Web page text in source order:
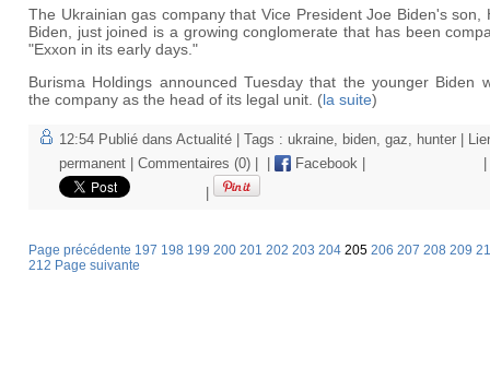
The Ukrainian gas company that Vice President Joe Biden's son,
Biden, just joined is a growing conglomerate that has been
"Exxon in its early days."
Burisma Holdings announced Tuesday that the younger Biden
the company as the head of its legal unit. (la suite)
12:54 Publié dans Actualité | Tags : ukraine, biden, gaz, hunter
permanent
Commentaires (0) Facebook
Page précédente 197 198 199 200 201 202 203 204 205 206 207 208 209
212 Page suivante